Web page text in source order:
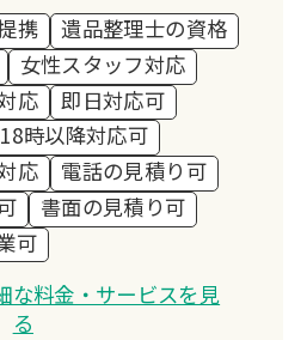
活動を続けておりま
がて子どもたちの未
る。
を生み出せること
です。
いるのは、「困ったと
していただける存
携
遺品整理士の資格
女性スタッフ対応
応
即日対応可
18時以降対応可
応
電話の見積り可
書面の見積り可
可
な料金・サービスを見
る